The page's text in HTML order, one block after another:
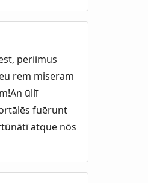
periimus
rem miseram
ūllī
fuērunt
atque nōs